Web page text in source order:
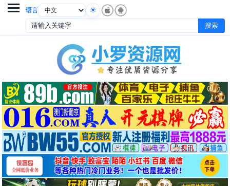
语言
